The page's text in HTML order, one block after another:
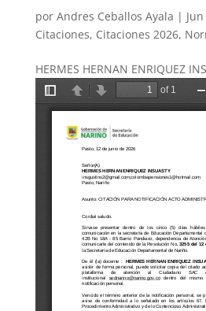
por Andres Ceballos Ayala |
Citaciones, Citaciones 2026,
HERMES HERNAN ENRIQUEZ